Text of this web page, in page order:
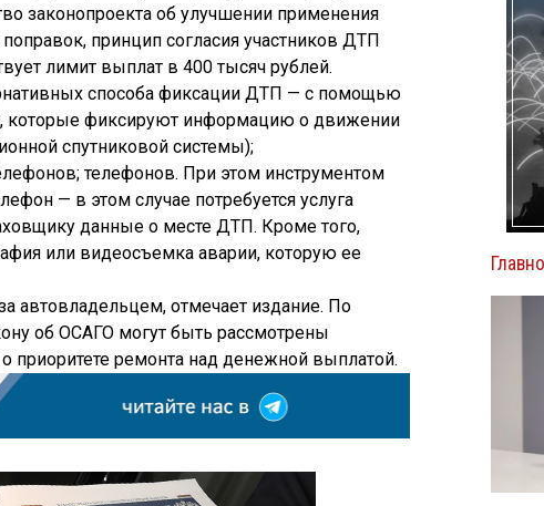
законопроекта об улучшении применения
принцип согласия участников ДТП
лимит выплат в 400 тысяч рублей.
способа фиксации ДТП — с помощью
которые фиксируют информацию о движении
спутниковой системы);
телефонов. При этом инструментом
— в этом случае потребуется услуга
данные о месте ДТП. Кроме того,
или видеосъемка аварии, которую ее
автовладельцем, отмечает издание. По
об ОСАГО могут быть рассмотрены
ремонта над денежной выплатой.